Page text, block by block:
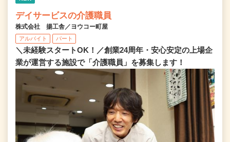
デイサービスの介護職員
株式会社 揚工舎／ヨウコー町屋
アルバイト パート
＼未経験スタートOK！／創業24周年・安心安定の上場企
業が運営する施設で「介護職員」を募集します！